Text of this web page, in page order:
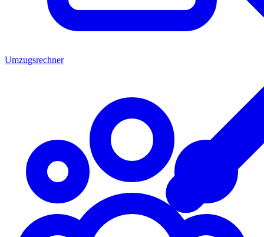
Umzugsrechner